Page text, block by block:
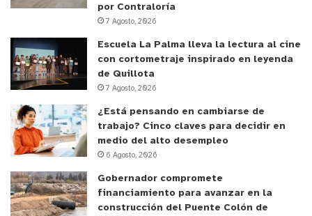
por Contraloría
7 Agosto, 2026
Escuela La Palma lleva la lectura al cine
con cortometraje inspirado en leyenda
de Quillota
7 Agosto, 2026
¿Está pensando en cambiarse de
trabajo? Cinco claves para decidir en
medio del alto desempleo
6 Agosto, 2026
Gobernador compromete
financiamiento para avanzar en la
construcción del Puente Colón de